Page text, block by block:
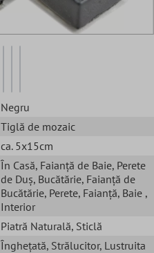
Negru
Tiglă de mozaic
ca. 5x15cm
În Casă, Faianță de Baie, Perete
de Duș, Bucătărie, Faianță de
Bucătărie, Perete, Faianță, Baie ,
Interior
Piatră Naturală, Sticlă
Înghețată, Strălucitor, Lustruita